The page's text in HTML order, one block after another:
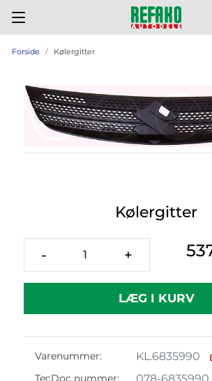
Forside Kølergitter
Kølergitter
- +
LÆG I KURV
Varenummer: KL.6835990
TecDoc nummer: 078-6835990